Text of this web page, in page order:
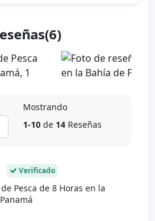
Mostrando
1-10 de 14 Reseñas
Verificado
Pesca de 8 Horas en la